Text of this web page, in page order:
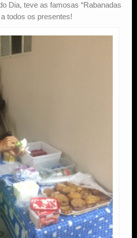
Dia, teve as famosas “Rabanadas
todos os presentes!